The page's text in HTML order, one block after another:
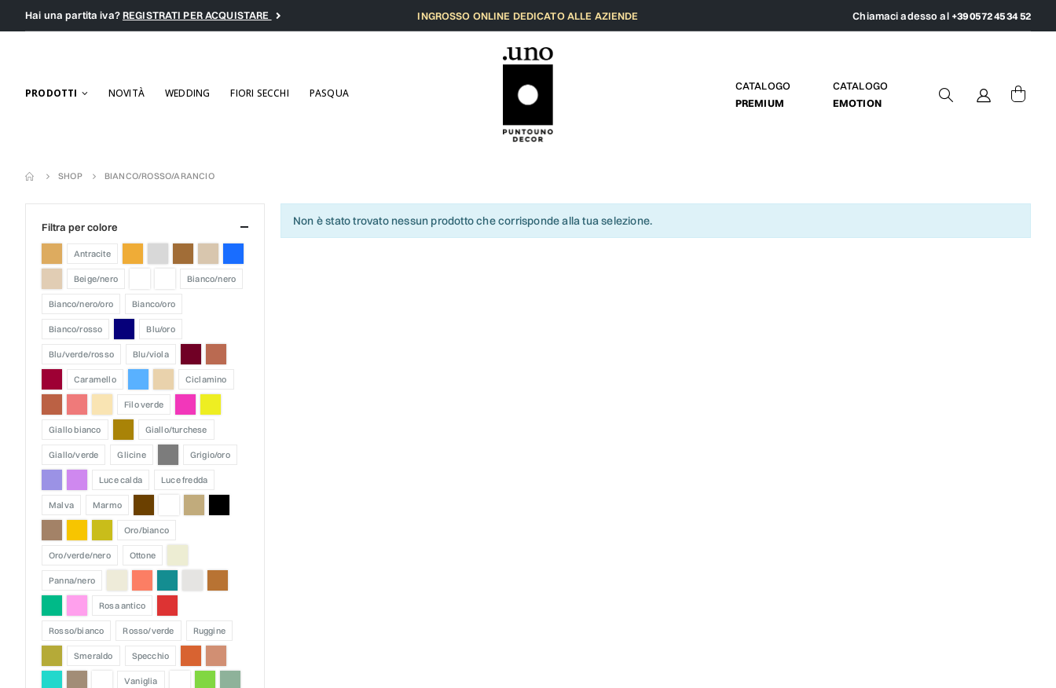
Hai una partita iva?REGISTRATI PER ACQUISTARE INGROSSO ONLINE DEDICATO ALLE AZIENDE Chiamaci adesso al +39 0572 45 34 52
PRODOTTI NOVITÀ WEDDING FIORI SECCHI PASQUA
CATALOGO
PREMIUM
CATALOGO
EMOTION
SHOP BIANCO/ROSSO/ARANCIO
Non è stato trovato nessun prodotto che corrisponde alla tua selezione.
filtra per colore
antracite
beige/nero bianco/nero
bianco/nero/oro bianco/oro
bianco/rosso blu/oro
blu/verde/rosso blu/viola
caramello ciclamino
filo verde
giallo bianco giallo/turchese
giallo/verde glicine grigio/oro
luce calda luce fredda
malva marmo
oro/bianco
oro/verde/nero ottone
panna/nero
rosa antico
rosso/bianco rosso/verde ruggine
smeraldo specchio
vaniglia